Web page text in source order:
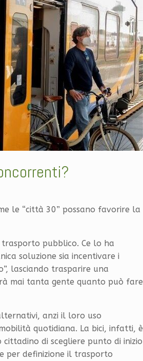
le “città 30” possano favorire la
pubblico. Ce lo ha
soluzione sia incentivare i
lasciando trasparire una
mai tanta gente quanto può fare
anzi il loro uso
quotidiana. La bici, infatti, è
di scegliere punto di inizio
per definizione il trasporto